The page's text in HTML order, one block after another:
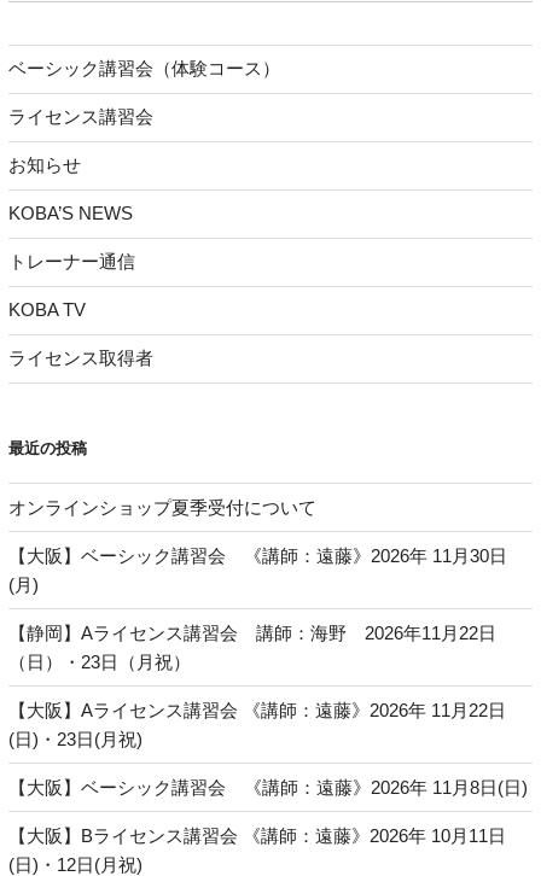
ベーシック講習会（体験コース）
ライセンス講習会
お知らせ
KOBA’S NEWS
トレーナー通信
KOBA TV
ライセンス取得者
最近の投稿
オンラインショップ夏季受付について
【大阪】ベーシック講習会 《講師：遠藤》2026年 11月30日
(月)
【静岡】Aライセンス講習会 講師：海野 2026年11月22日
（日）・23日（月祝）
【大阪】Aライセンス講習会 《講師：遠藤》2026年 11月22日
(日)・23日(月祝)
【大阪】ベーシック講習会 《講師：遠藤》2026年 11月8日(日)
【大阪】Bライセンス講習会 《講師：遠藤》2026年 10月11日
(日)・12日(月祝)